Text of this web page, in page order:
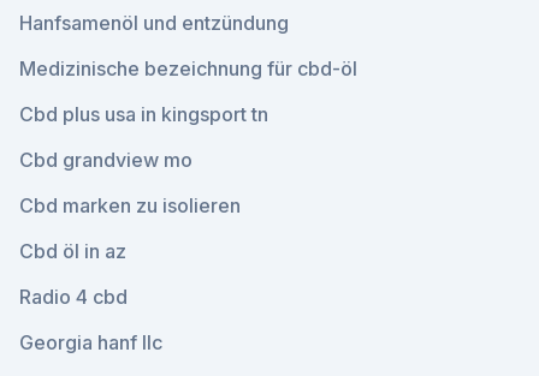
Hanfsamenöl und entzündung
Medizinische bezeichnung für cbd-öl
Cbd plus usa in kingsport tn
Cbd grandview mo
Cbd marken zu isolieren
Cbd öl in az
Radio 4 cbd
Georgia hanf llc